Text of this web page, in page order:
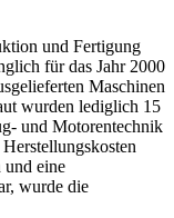
und Fertigung
für das Jahr 2000
Maschinen
wurden lediglich 15
und Motorentechnik
und eine
wurde die